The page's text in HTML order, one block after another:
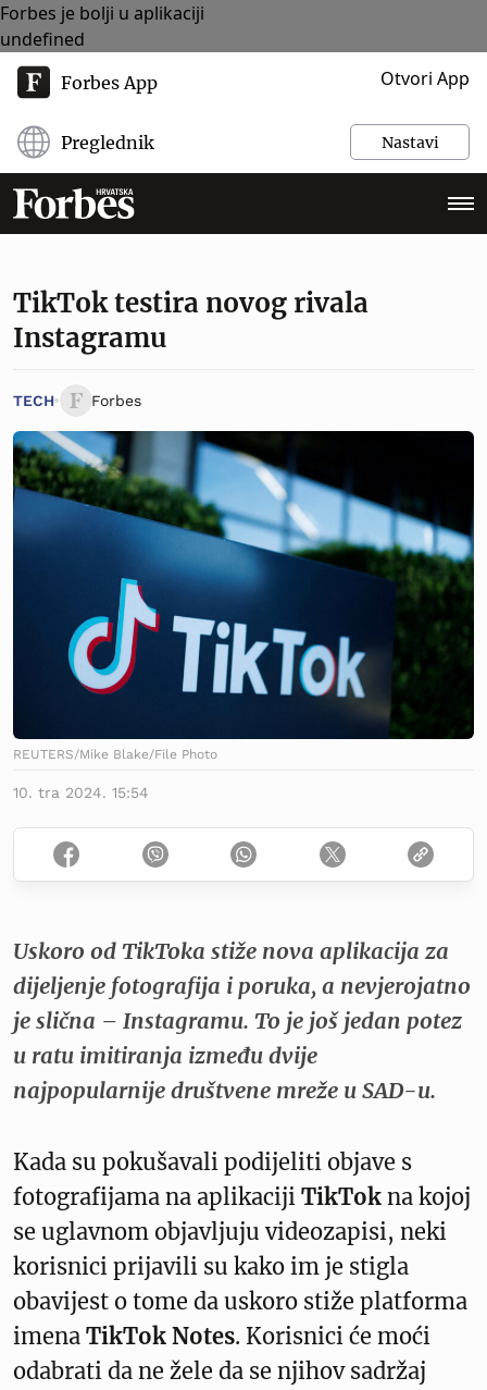
Forbes je bolji u aplikaciji
undefined
Forbes App Otvori App
Preglednik Nastavi
TikTok testira novog rivala
Instagramu
TECH Forbes
REUTERS/Mike Blake/File Photo
10. tra 2024. 15:54
Uskoro od TikToka stiže nova aplikacija za
dijeljenje fotografija i poruka, a nevjerojatno
je slična – Instagramu. To je još jedan potez
u ratu imitiranja između dvije
najpopularnije društvene mreže u SAD-u.
Kada su pokušavali podijeliti objave s
fotografijama na aplikaciji TikTok na kojoj
se uglavnom objavljuju videozapisi, neki
korisnici prijavili su kako im je stigla
obavijest o tome da uskoro stiže platforma
imena TikTok Notes. Korisnici će moći
odabrati da ne žele da se njihov sadržaj